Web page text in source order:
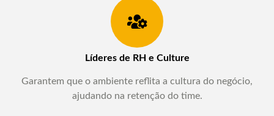
Líderes de RH e Culture
Garantem que o ambiente reflita a cultura do negócio,
ajudando na retenção do time.